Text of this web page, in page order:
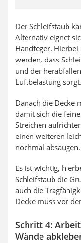
Der Schleifstaub
Alternativ eignet
Handfeger.
werden, dass
und der
Luftbelastung sorgt.
Danach die Decke
damit sich die
Streichen
einen weiteren
nochmal absaugen.
Es ist wichtig,
Schleifstaub die
auch die
Decke muss vor
Schritt 4:
Wände